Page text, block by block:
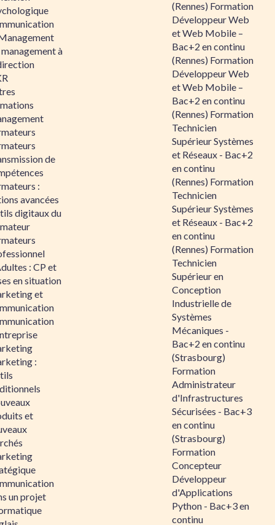
à
de
:
avancées
digitaux du
: CP et
en situation
et
:
et
un projet
(Rennes) Formation
Développeur Web
et Web Mobile –
Bac+2 en continu
(Rennes) Formation
Développeur Web
et Web Mobile –
Bac+2 en continu
(Rennes) Formation
Technicien
Supérieur Systèmes
et Réseaux - Bac+2
en continu
(Rennes) Formation
Technicien
Supérieur Systèmes
et Réseaux - Bac+2
en continu
(Rennes) Formation
Technicien
Supérieur en
Conception
Industrielle de
Systèmes
Mécaniques -
Bac+2 en continu
(Strasbourg)
Formation
Administrateur
d'Infrastructures
Sécurisées - Bac+3
en continu
(Strasbourg)
Formation
Concepteur
Développeur
d'Applications
Python - Bac+3 en
continu